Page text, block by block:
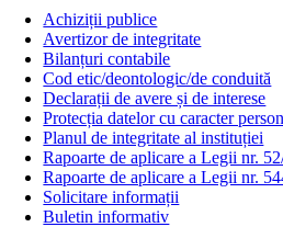
Achiziții publice
Avertizor de integritate
Bilanțuri contabile
Cod etic/deontologic/de conduită
Declarații de avere și de interese
Protecția datelor cu caracter
Planul de integritate al instituției
Rapoarte de aplicare a Legii nr.
Rapoarte de aplicare a Legii nr.
Solicitare informații
Buletin informativ